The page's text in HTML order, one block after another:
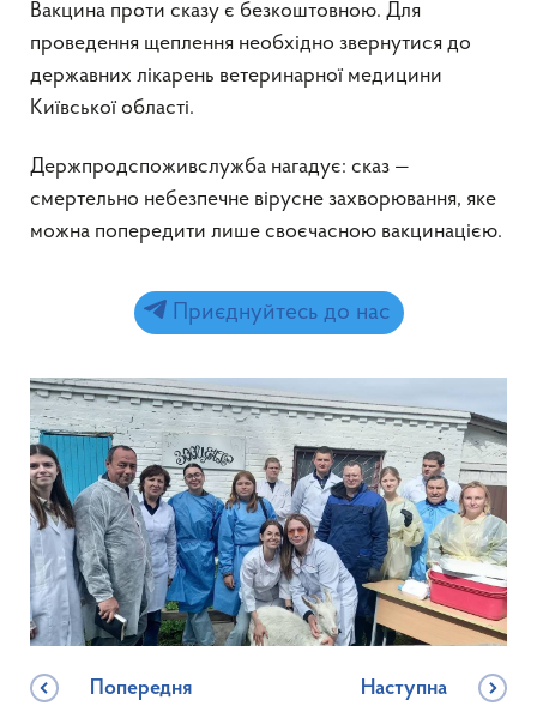
Вакцина проти сказу є безкоштовною. Для
проведення щеплення необхідно звернутися до
державних лікарень ветеринарної медицини
Київської області.
Держпродспоживслужба нагадує: сказ —
смертельно небезпечне вірусне захворювання, яке
можна попередити лише своєчасною вакцинацією.
Приєднуйтесь до нас
Попередня Наступна